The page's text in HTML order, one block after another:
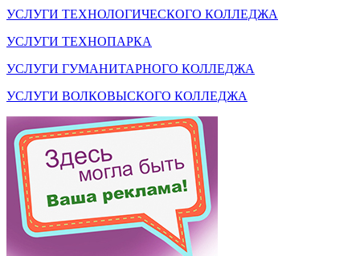
УСЛУГИ ТЕХНОЛОГИЧЕСКОГО КОЛЛЕДЖА
УСЛУГИ ТЕХНОПАРКА
УСЛУГИ ГУМАНИТАРНОГО КОЛЛЕДЖА
УСЛУГИ ВОЛКОВЫСКОГО КОЛЛЕДЖА